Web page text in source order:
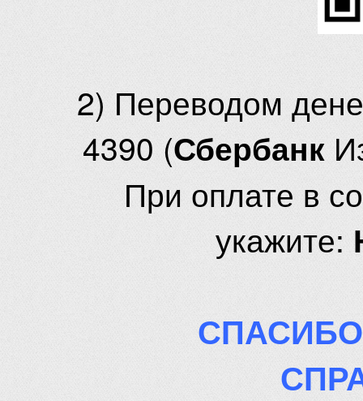
2) Переводом
4390 (Сбербанк
При оплате в
укажите: